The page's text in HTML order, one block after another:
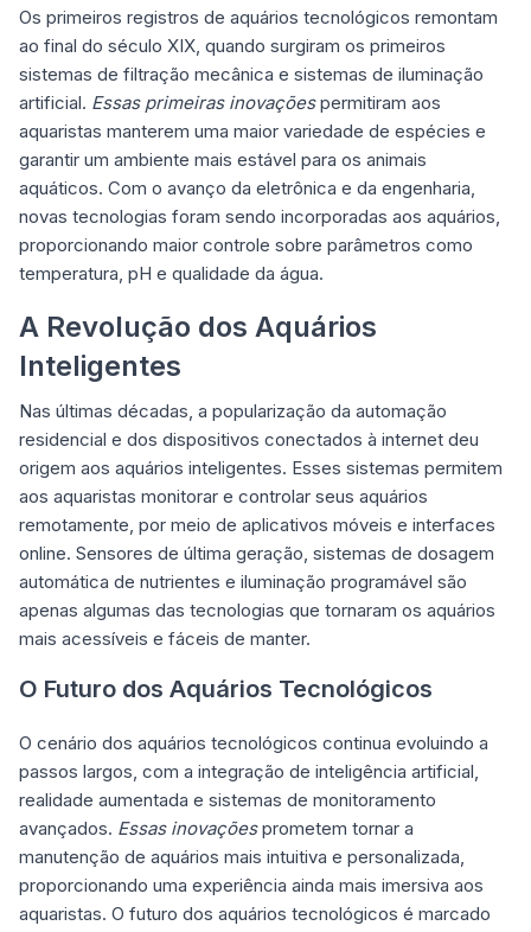
Os primeiros registros de aquários tecnológicos remontam
ao final do século XIX, quando surgiram os primeiros
sistemas de filtração mecânica e sistemas de iluminação
artificial. Essas primeiras inovaçõespermitiram aos
aquaristas manterem uma maior variedade de espécies e
garantir um ambiente mais estável para os animais
aquáticos. Com o avanço da eletrônica e da engenharia,
novas tecnologias foram sendo incorporadas aos aquários,
proporcionando maior controle sobre parâmetros como
temperatura, pH e qualidade da água.
A Revolução dos Aquários
Inteligentes
Nas últimas décadas, a popularização da automação
residencial e dos dispositivos conectados à internet deu
origem aos aquários inteligentes. Esses sistemas permitem
aos aquaristas monitorar e controlar seus aquários
remotamente, por meio de aplicativos móveis e interfaces
online. Sensores de última geração, sistemas de dosagem
automática de nutrientes e iluminação programável são
apenas algumas das tecnologias que tornaram os aquários
mais acessíveis e fáceis de manter.
O Futuro dos Aquários Tecnológicos
O cenário dos aquários tecnológicos continua evoluindo a
passos largos, com a integração de inteligência artificial,
realidade aumentada e sistemas de monitoramento
avançados. Essas inovaçõesprometem tornar a
manutenção de aquários mais intuitiva e personalizada,
proporcionando uma experiência ainda mais imersiva aos
aquaristas. O futuro dos aquários tecnológicos é marcado